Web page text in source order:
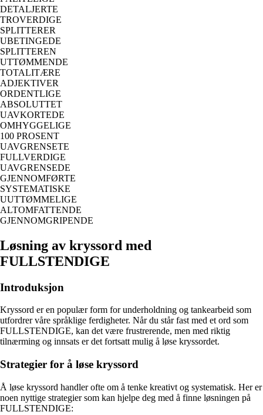
DETALJERTE
TROVERDIGE
SPLITTERER
UBETINGEDE
SPLITTEREN
UTTØMMENDE
TOTALITÆRE
ADJEKTIVER
ORDENTLIGE
ABSOLUTTET
UAVKORTEDE
OMHYGGELIGE
100 PROSENT
UAVGRENSETE
FULLVERDIGE
UAVGRENSEDE
GJENNOMFØRTE
SYSTEMATISKE
UUTTØMMELIGE
ALTOMFATTENDE
GJENNOMGRIPENDE
Løsning av kryssord med
FULLSTENDIGE
Introduksjon
Kryssord er en populær form for underholdning og tankearbeid som
utfordrer våre språklige ferdigheter. Når du står fast med et ord som
FULLSTENDIGE, kan det være frustrerende, men med riktig
tilnærming og innsats er det fortsatt mulig å løse kryssordet.
Strategier for å løse kryssord
Å løse kryssord handler ofte om å tenke kreativt og systematisk. Her er
noen nyttige strategier som kan hjelpe deg med å finne løsningen på
FULLSTENDIGE: